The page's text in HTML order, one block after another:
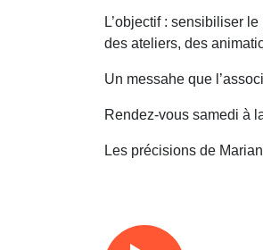
L’objectif : sensibiliser
des ateliers, des
Un messahe que
Rendez-vous samedi à
Les précisions de